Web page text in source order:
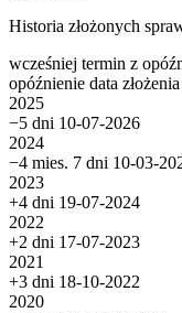
Historia złożonych
wcześniej termin z
opóźnienie data złożenia
2025
−5 dni 10-07-2026
2024
−4 mies. 7 dni 10-03-
2023
+4 dni 19-07-2024
2022
+2 dni 17-07-2023
2021
+3 dni 18-10-2022
2020